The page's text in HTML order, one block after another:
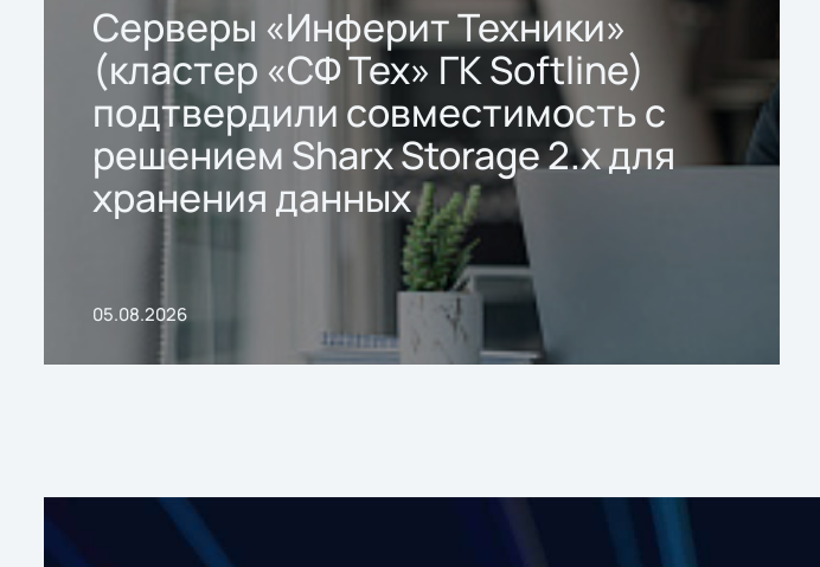
Серверы «Инферит Техники»
(кластер «СФ Тех» ГК Softline)
подтвердили совместимость с
решением Sharx Storage 2.x для
хранения данных
05.08.2026